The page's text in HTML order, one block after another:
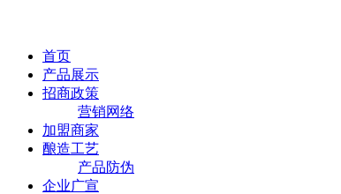
首页
产品展示
招商政策
营销网络
加盟商家
酿造工艺
产品防伪
企业广宣